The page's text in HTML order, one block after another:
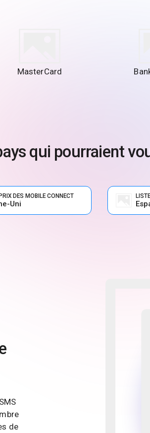
MasterCard
qui pourraient
DES MOBILE CONNECT
Uni
de